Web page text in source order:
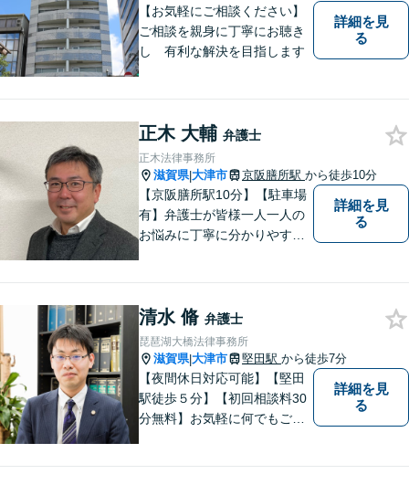
い。
【お気軽にご相談ください】
ご相談を親身に丁寧にお聴き
し 有利な解決を目指します
詳細を見
る
正木 大輔 弁護士
正木法律事務所
滋賀県|大津市 京阪膳所駅 から徒歩10分
【京阪膳所駅10分】【駐車場
有】弁護士が皆様一人一人の
お悩みに丁寧に分かりやすく
進できることがございます。
どうぞ当事務所にご相談くだ
さい。
詳細を見
る
清水 脩 弁護士
琵琶湖大橋法律事務所
滋賀県|大津市 堅田駅 から徒歩7分
【夜間休日対応可能】【堅田
駅徒歩５分】【初回相談料30
分無料】お気軽に何でもご相
詳細を見
る